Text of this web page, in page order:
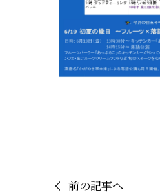
前の記事へ